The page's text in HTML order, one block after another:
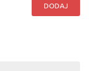
DODAJ